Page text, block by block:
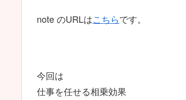
note のURLはこちらです。
今回は
仕事を任せる相乗効果